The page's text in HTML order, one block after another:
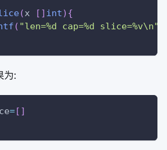
(x [ ] int) {
( "len=%d cap=%d slice=%v\n"
为:
=[ ]